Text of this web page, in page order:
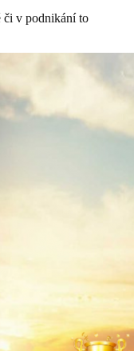
v podnikání to